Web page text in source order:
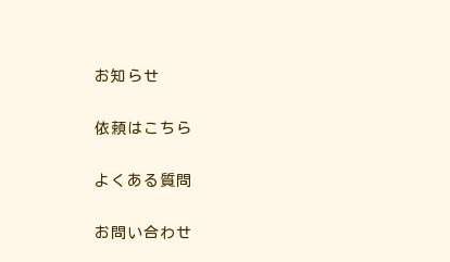
お知らせ
依頼はこちら
よくある質問
お問い合わせ